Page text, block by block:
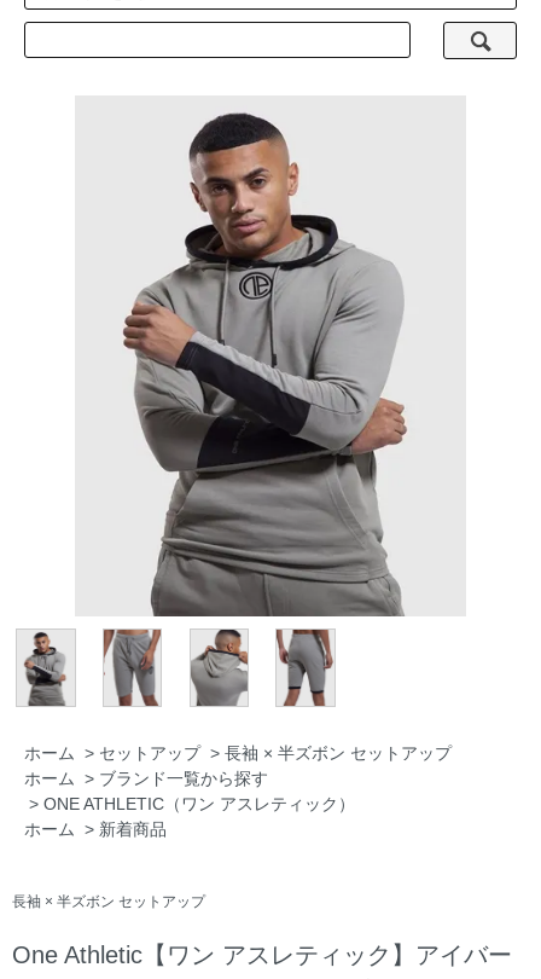
ホーム > セットアップ > 長袖 × 半ズボン セットアップ
ホーム
> ブランド一覧から探す
> ONE ATHLETIC（ワン アスレティック）
ホーム
> 新着商品
長袖 × 半ズボン セットアップ
One Athletic【ワン アスレティック】アイバー